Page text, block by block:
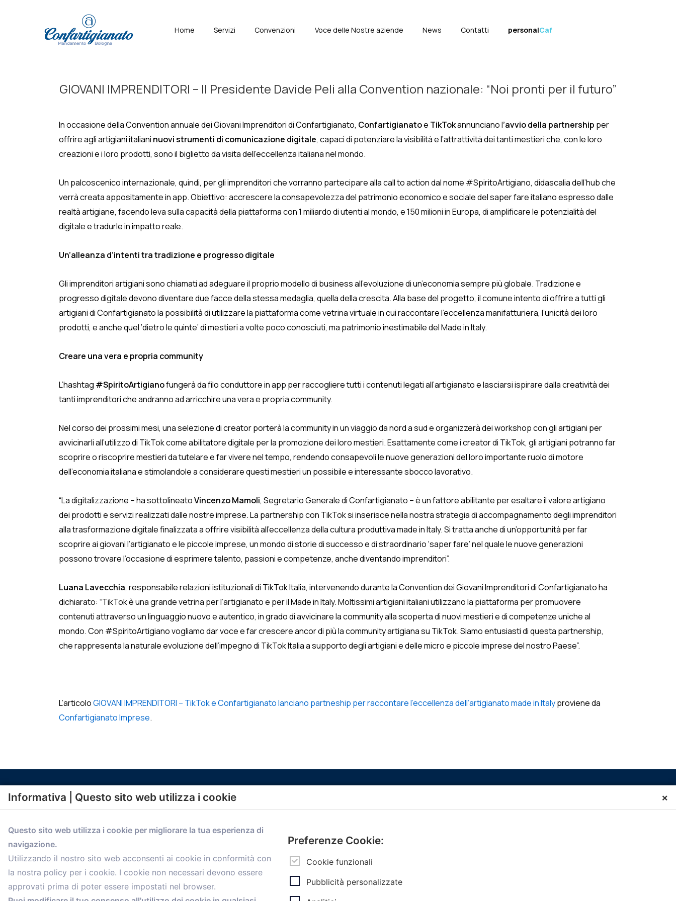
Menù
Home Servizi Convenzioni Voce delle Nostre aziende News Contatti personalCaf
GIOVANI IMPRENDITORI – Il Presidente Davide Peli alla Convention nazionale: “Noi pronti per il futuro”
In occasione della Convention annuale dei Giovani Imprenditori di Confartigianato, Confartigianatoe TikTokannunciano l’avvio della partnership per
offrire agli artigiani italiani nuovi strumenti di comunicazione digitale, capaci di potenziare la visibilità e l’attrattività dei tanti mestieri che, con le loro
creazioni e i loro prodotti, sono il biglietto da visita dell’eccellenza italiana nel mondo.
Un palcoscenico internazionale, quindi, per gli imprenditori che vorranno partecipare alla call to action dal nome #SpiritoArtigiano, didascalia dell’hub che
verrà creata appositamente in app. Obiettivo: accrescere la consapevolezza del patrimonio economico e sociale del saper fare italiano espresso dalle
realtà artigiane, facendo leva sulla capacità della piattaforma con 1 miliardo di utenti al mondo, e 150 milioni in Europa, di amplificare le potenzialità del
digitale e tradurle in impatto reale.
Un’alleanza d’intenti tra tradizione e progresso digitale
Gli imprenditori artigiani sono chiamati ad adeguare il proprio modello di business all’evoluzione di un’economia sempre più globale. Tradizione e
progresso digitale devono diventare due facce della stessa medaglia, quella della crescita. Alla base del progetto, il comune intento di offrire a tutti gli
artigiani di Confartigianato la possibilità di utilizzare la piattaforma come vetrina virtuale in cui raccontare l’eccellenza manifatturiera, l’unicità dei loro
prodotti, e anche quel ‘dietro le quinte’ di mestieri a volte poco conosciuti, ma patrimonio inestimabile del Made in Italy.
Creare una vera e propria community
L’hashtag #SpiritoArtigianofungerà da filo conduttore in app per raccogliere tutti i contenuti legati all’artigianato e lasciarsi ispirare dalla creatività dei
tanti imprenditori che andranno ad arricchire una vera e propria community.
Nel corso dei prossimi mesi, una selezione di creator porterà la community in un viaggio da nord a sud e organizzerà dei workshop con gli artigiani per
avvicinarli all’utilizzo di TikTok come abilitatore digitale per la promozione dei loro mestieri. Esattamente come i creator di TikTok, gli artigiani potranno far
scoprire o riscoprire mestieri da tutelare e far vivere nel tempo, rendendo consapevoli le nuove generazioni del loro importante ruolo di motore
dell’economia italiana e stimolandole a considerare questi mestieri un possibile e interessante sbocco lavorativo.
“La digitalizzazione – ha sottolineatoVincenzo Mamoli, Segretario Generale di Confartigianato – è un fattore abilitante per esaltare il valore artigiano
dei prodotti e servizi realizzati dalle nostre imprese. La partnership con TikTok si inserisce nella nostra strategia di accompagnamento degli imprenditori
alla trasformazione digitale finalizzata a offrire visibilità all’eccellenza della cultura produttiva made in Italy. Si tratta anche di un’opportunità per far
scoprire ai giovani l’artigianato e le piccole imprese, un mondo di storie di successo e di straordinario ‘saper fare’ nel quale le nuove generazioni
possono trovare l’occasione di esprimere talento, passioni e competenze, anche diventando imprenditori”.
Luana Lavecchia, responsabile relazioni istituzionali di TikTok Italia, intervenendo durante la Convention dei Giovani Imprenditori di Confartigianato ha
dichiarato: “TikTok è una grande vetrina per l’artigianato e per il Made in Italy. Moltissimi artigiani italiani utilizzano la piattaforma per promuovere
contenuti attraverso un linguaggio nuovo e autentico, in grado di avvicinare la community alla scoperta di nuovi mestieri e di competenze uniche al
mondo. Con #SpiritoArtigiano vogliamo dar voce e far crescere ancor di più la community artigiana su TikTok. Siamo entusiasti di questa partnership,
che rappresenta la naturale evoluzione dell’impegno di TikTok Italia a supporto degli artigiani e delle micro e piccole imprese del nostro Paese”.
L’articoloGIOVANI IMPRENDITORI – TikTok e Confartigianato lanciano partneship per raccontare l’eccellenza dell’artigianato made in Italyproviene da
Confartigianato Imprese.
comunicazione@confartigianato.bo.it
Menù
Home
Servizi
Convenzioni
Informazioni Ex L. 124/2017
Informativa | Questo sito web utilizza i cookie ×
Questo sito web utilizza i cookie per migliorare la tua esperienza di
navigazione.
Utilizzando il nostro sito web acconsenti ai cookie in conformità con
la nostra policy per i cookie. I cookie non necessari devono essere
approvati prima di poter essere impostati nel browser.
Preferenze Cookie:
Cookie funzionali
Pubblicità personalizzate